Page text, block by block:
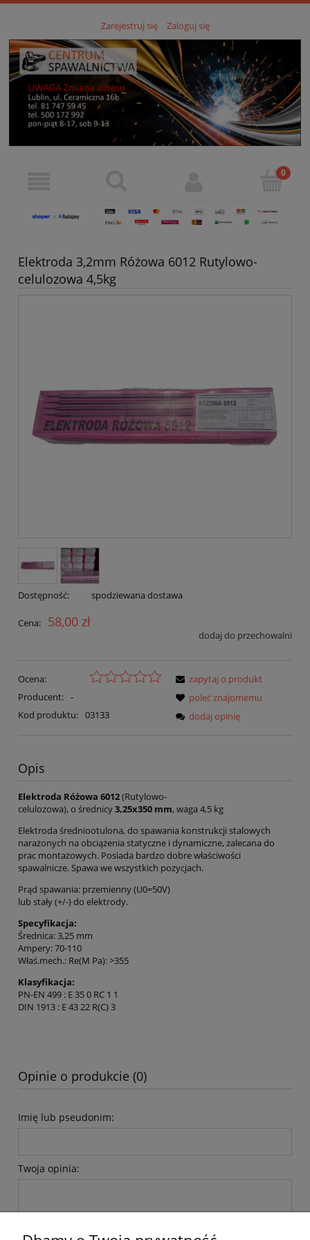
Zarejestruj się Zaloguj się
Elektroda 3,2mm Różowa 6012 Rutylowo-
celulozowa 4,5kg
Dostępność: spodziewana dostawa
Cena: 58,00 zł
dodaj do przechowalni
Ocena:
Producent: -
Kod produktu: 03133
zapytaj o produkt
poleć znajomemu
dodaj opinię
Opis
Elektroda Różowa 6012(Rutylowo-
celulozowa), o średnicy3,25x350 mm, waga 4,5 kg
Elektroda średniootulona, do spawania konstrukcji stalowych
narażonych na obciążenia statyczne i dynamiczne, zalecana do
prac montażowych. Posiada bardzo dobre właściwości
spawalnicze. Spawa we wszystkich pozycjach.
Prąd spawania: przemienny (U0=50V)
lub stały (+/-) do elektrody.
Specyfikacja:
Średnica: 3,25 mm
Ampery: 70-110
Właś.mech.: Re(M Pa): >355
Klasyfikacja:
PN-EN 499 : E 35 0 RC 1 1
DIN 1913 : E 43 22 R(C) 3
Opinie o produkcie (0)
Imię lub pseudonim:
Twoja opinia: